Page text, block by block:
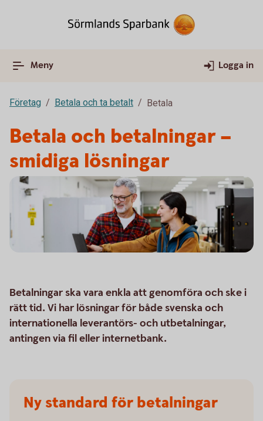
Meny Logga in
Företag Betala och ta betalt Betala
Betala och betalningar –
smidiga lösningar
Betalningar ska vara enkla att genomföra och ske i
rätt tid. Vi har lösningar för både svenska och
internationella leverantörs- och utbetalningar,
antingen via fil eller internetbank.
Ny standard för betalningar